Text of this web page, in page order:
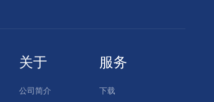
关于
公司简介
服务
下载